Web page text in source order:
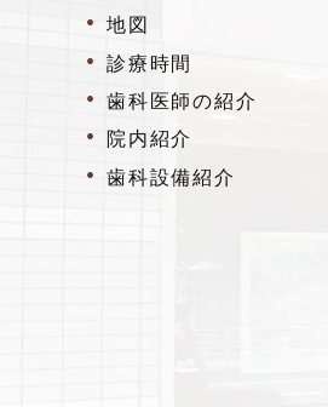
地図
診療時間
歯科医師の紹介
院内紹介
歯科設備紹介